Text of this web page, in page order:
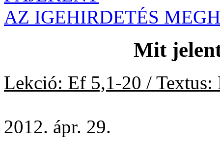
AZ IGEHIRDETÉS
Mit
Lekció: Ef 5,1-20 /
2012. ápr. 29.